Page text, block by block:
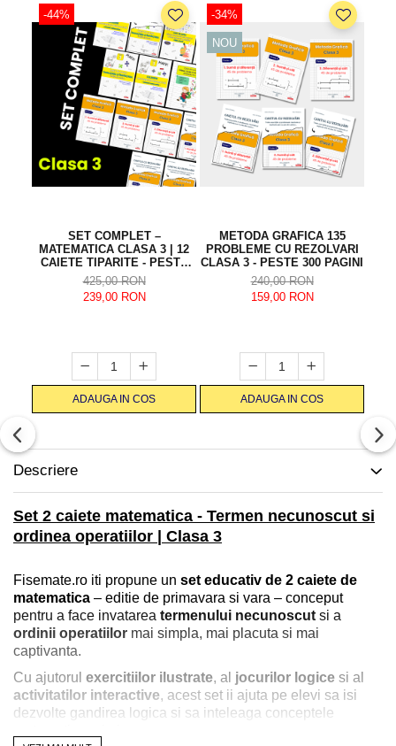
-44%
SET COMPLET –
MATEMATICA CLASA 3 | 12
CAIETE TIPARITE - PESTE
600 PAGINI
425,00 RON
239,00 RON
ADAUGA IN COS
-34%
NOU
METODA GRAFICA 135
PROBLEME CU REZOLVARI
CLASA 3 - PESTE 300 PAGINI
240,00 RON
159,00 RON
ADAUGA IN COS
Descriere
Set 2 caiete matematica - Termen necunoscut si
ordinea operatiilor | Clasa 3
Fisemate.ro iti propune un set educativ de 2 caiete de
matematica – editie de primavara si vara – conceput
pentru a face invatarea termenului necunoscut si a
ordinii operatiilor mai simpla, mai placuta si mai
captivanta.
Cu ajutorul exercitiilor ilustrate, al jocurilor logice si al
activitatilor interactive, acest set ii ajuta pe elevi sa isi
dezvolte gandirea logica si sa inteleaga conceptele